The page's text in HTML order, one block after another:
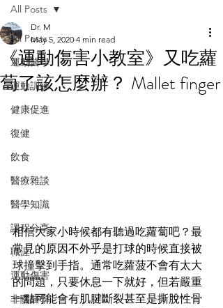
All Posts
運動醫學
運動訓練
健康促進
復健
飲食
醫療雜談
醫學知識
課程分享
職涯
運動傷害
非關醫學
All Posts
《運動傷害小教室》又吃蘿
蔔了該怎麼辦？ Mallet finger
Dr. M
May 5, 2020 4 min read
相信大家小時候都有聽過吃蘿蔔吧？最
常見的原因不外乎是打球的時候直接被
球撞擊到手指。通常吃蘿菠不會有太大
的問題，只要休息一下就好，但若嚴重
一點可能會有肌腱斷裂甚至是撕脫性骨